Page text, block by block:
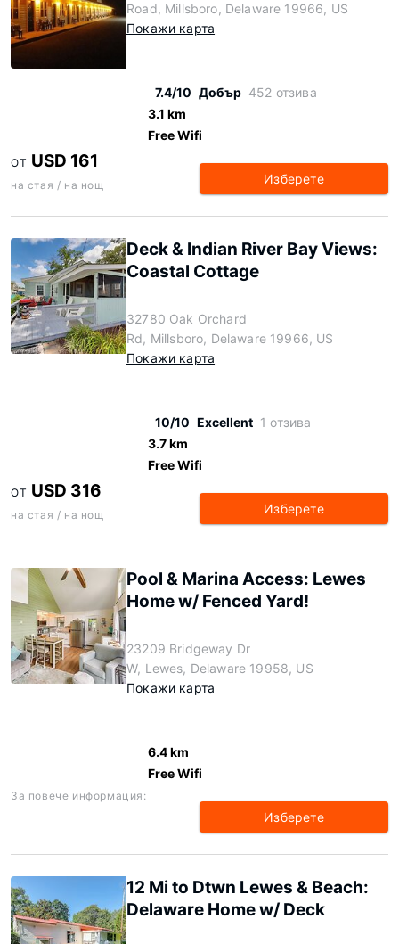
Road, Millsboro, Delaware 19966, US
Покажи карта
7.4/10 Добър 452 отзива
3.1 km
Free Wifi
ОТ USD 161
на стая / на нощ Изберете
Deck & Indian River Bay Views:
Coastal Cottage
32780 Oak Orchard
Rd, Millsboro, Delaware 19966, US
Покажи карта
10/10 Excellent 1 отзива
3.7 km
Free Wifi
ОТ USD 316
на стая / на нощ Изберете
Pool & Marina Access: Lewes
Home w/ Fenced Yard!
23209 Bridgeway Dr
W, Lewes, Delaware 19958, US
Покажи карта
6.4 km
Free Wifi
За повече информация:
Изберете
12 Mi to Dtwn Lewes & Beach:
Delaware Home w/ Deck